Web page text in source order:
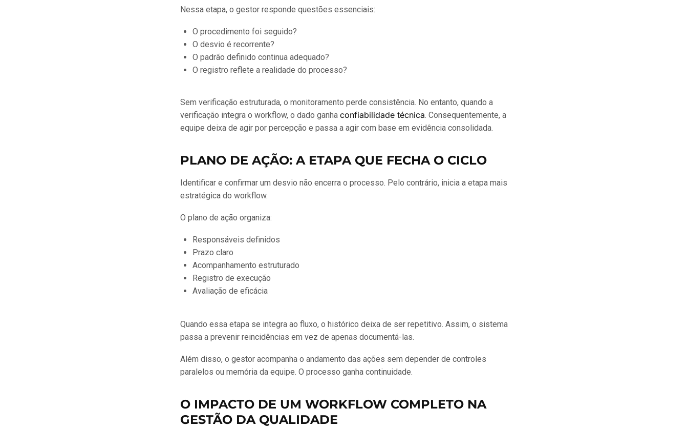
Nessa etapa, o gestor responde questões essenciais:
O procedimento foi seguido?
O desvio é recorrente?
O padrão definido continua adequado?
O registro reflete a realidade do processo?
Sem verificação estruturada, o monitoramento perde consistência. No entanto, quando a
verificação integra o workflow, o dado ganha confiabilidade técnica. Consequentemente, a
equipe deixa de agir por percepção e passa a agir com base em evidência consolidada.
PLANO DE AÇÃO: A ETAPA QUE FECHA O CICLO
Identificar e confirmar um desvio não encerra o processo. Pelo contrário, inicia a etapa mais
estratégica do workflow.
O plano de ação organiza:
Responsáveis definidos
Prazo claro
Acompanhamento estruturado
Registro de execução
Avaliação de eficácia
Quando essa etapa se integra ao fluxo, o histórico deixa de ser repetitivo. Assim, o sistema
passa a prevenir reincidências em vez de apenas documentá-las.
Além disso, o gestor acompanha o andamento das ações sem depender de controles
paralelos ou memória da equipe. O processo ganha continuidade.
O IMPACTO DE UM WORKFLOW COMPLETO NA
GESTÃO DA QUALIDADE